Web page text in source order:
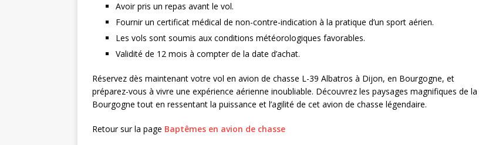
Avoir pris un repas avant le vol.
Fournir un certificat médical de non-contre-indication à la pratique d’un sport aérien.
Les vols sont soumis aux conditions météorologiques favorables.
Validité de 12 mois à compter de la date d’achat.
Réservez dès maintenant votre vol en avion de chasse L-39 Albatros à Dijon, en Bourgogne, et
préparez-vous à vivre une expérience aérienne inoubliable. Découvrez les paysages magnifiques de la
Bourgogne tout en ressentant la puissance et l’agilité de cet avion de chasse légendaire.
Retour sur la page Baptêmes en avion de chasse